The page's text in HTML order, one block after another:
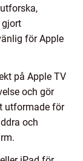
gjort
för Apple
på Apple TV
och gör
utformade för
och